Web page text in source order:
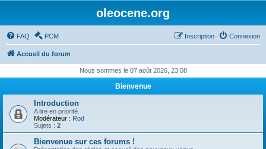
oleocene.org
FAQ PCM Connexion
Inscription
Accueil du forum
Nous sommes le 07 août 2026, 23:08
Bienvenue
Introduction
A lire en priorité.
Modérateur : Rod
Sujets : 2
Bienvenue sur ces forums !